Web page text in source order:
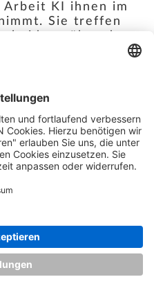
Arbeit KI ihnen im
Sie treffen
wurde. In
könnte das
Werden
(zum Beispiel
gar nicht mehr
ohne Zweifel
Gerade in der
miteinander
Anforderungen